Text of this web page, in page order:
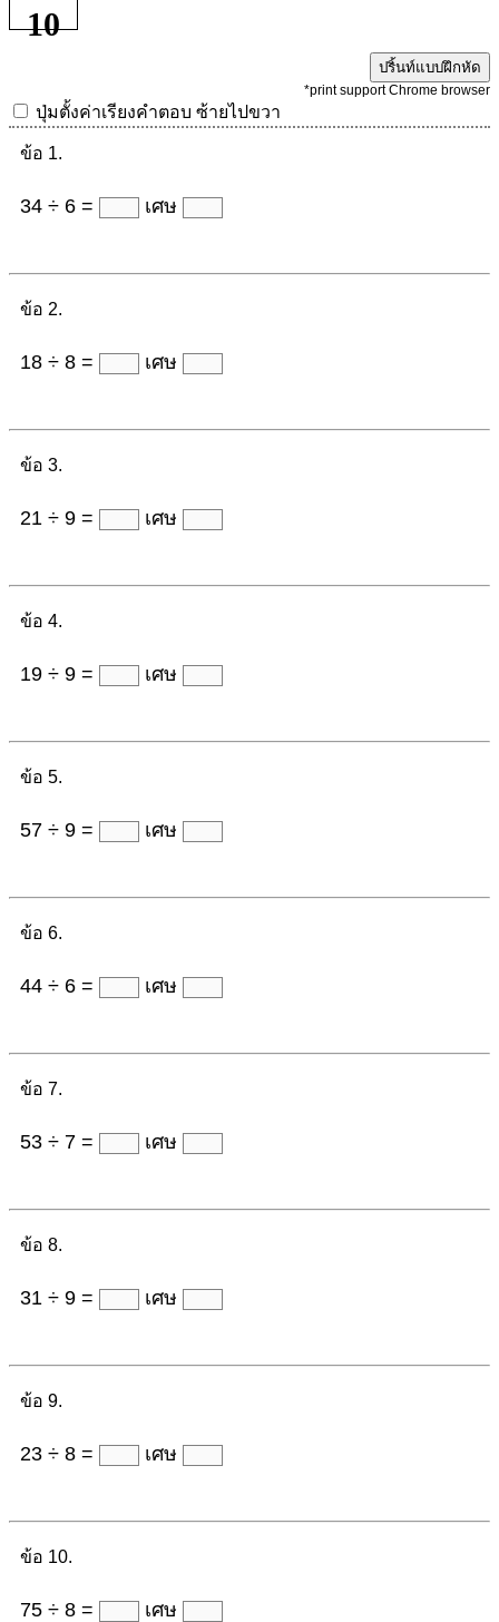
10
ปริ้นท์แบบฝึกหัด
*print support Chrome browser
ปุ่มตั้งค่าเรียงคำตอบ ซ้ายไปขวา
ข้อ 1.
34 ÷ 6 = เศษ
ข้อ 2.
18 ÷ 8 = เศษ
ข้อ 3.
21 ÷ 9 = เศษ
ข้อ 4.
19 ÷ 9 = เศษ
ข้อ 5.
57 ÷ 9 = เศษ
ข้อ 6.
44 ÷ 6 = เศษ
ข้อ 7.
53 ÷ 7 = เศษ
ข้อ 8.
31 ÷ 9 = เศษ
ข้อ 9.
23 ÷ 8 = เศษ
ข้อ 10.
75 ÷ 8 = เศษ